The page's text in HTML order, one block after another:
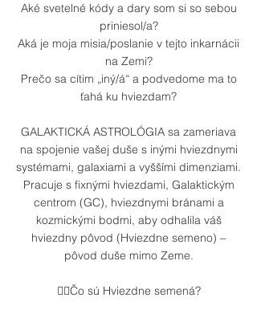
Aké svetelné kódy a dary som si so sebou
priniesol/a?
Aká je moja misia/poslanie v tejto inkarnácii
na Zemi?
Prečo sa cítim „iný/á“ a podvedome ma to
ťahá ku hviezdam?
GALAKTICKÁ ASTROLÓGIA sa zameriava
na spojenie vašej duše s inými hviezdnymi
systémami, galaxiami a vyššími dimenziami.
Pracuje s fixnými hviezdami, Galaktickým
centrom (GC), hviezdnymi bránami a
kozmickými bodmi, aby odhalila váš
hviezdny pôvod (Hviezdne semeno) –
pôvod duše mimo Zeme.
👉🏼Čo sú Hviezdne semená?